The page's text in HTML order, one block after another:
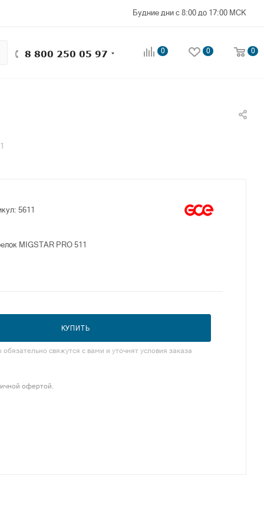
Будние дни с 8:00 до 17:00 МСК
8 800 250 05 97 0 0 0
5611
MIGSTAR PRO 511
КУПИТЬ
свяжутся с вами и уточнят условия заказа
офертой.